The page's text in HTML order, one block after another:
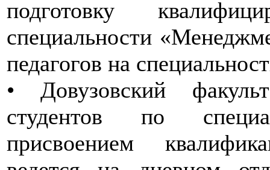
подготовку
специальности
педагогов на
• Довузовский
студентов по
присвоением